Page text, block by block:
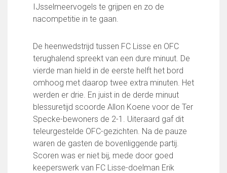
Vrouwen- en meidenvoetbal
7 tegen 7 Voetbal (35+)
Walking Football
Uitslagen
Programma
Onze opleiding
Jeugdopleiding FC Lisse
Profiel Jeugdtrainers
Opleidingsteams
Beleidsplan Jeugd
Keepersopleiding
Partnerclub van Ajax
IJsselmeervogels te grijpen en zo de
nacompetitie in te gaan.
De heenwedstrijd tussen FC Lisse en OFC
terughalend spreekt van een dure minuut. De
vierde man hield in de eerste helft het bord
omhoog met daarop twee extra minuten. Het
werden er drie. En juist in de derde minuut
blessuretijd scoorde Allon Koene voor de Ter
Specke-bewoners de 2-1. Uiteraard gaf dit
teleurgestelde OFC-gezichten. Na de pauze
waren de gasten de bovenliggende partij.
Scoren was er niet bij, mede door goed
keeperswerk van FC Lisse-doelman Erik